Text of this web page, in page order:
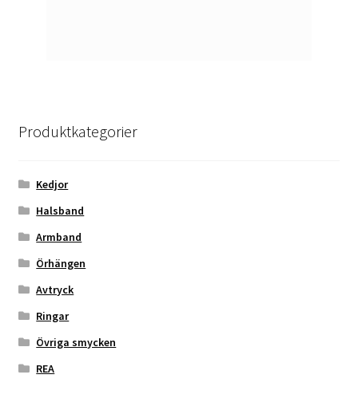
Produktkategorier
Kedjor
Halsband
Armband
Örhängen
Avtryck
Ringar
Övriga smycken
REA